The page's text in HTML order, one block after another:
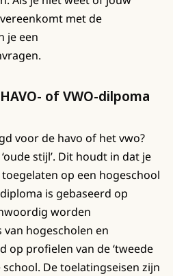
met de
je een
of VWO-dilpoma
voor de havo of het vwo?
stijl’. Dit houdt in dat je
op een hogeschool
is gebaseerd op
worden
hogescholen en
op profielen van de ‘tweede
school. De toelatingseisen zijn